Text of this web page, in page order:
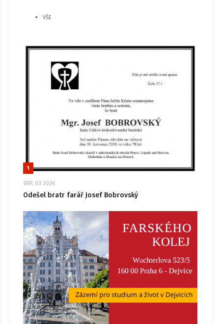
VŠE
1
SRP, 03 2026
Odešel bratr farář Josef Bobrovský